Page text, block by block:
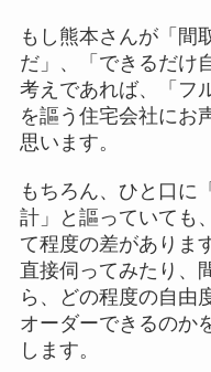
もし熊本さんが「間
だ」、「できるだけ
考えであれば、「フ
を謳う住宅会社にお
思います。
もちろん、ひと口に
計」と謳っていても
て程度の差がありま
直接伺ってみたり、
ら、どの程度の自由
オーダーできるのか
します。